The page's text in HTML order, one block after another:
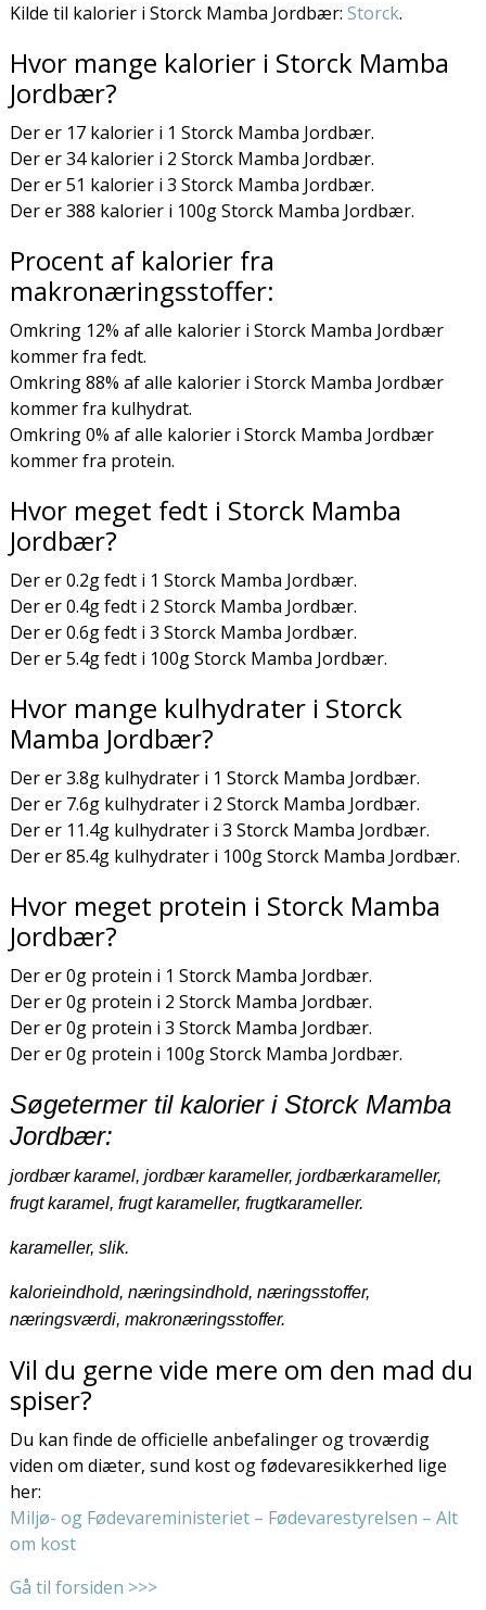
Kilde til kalorier i Storck Mamba Jordbær: Storck.
Hvor mange kalorier i Storck Mamba
Jordbær?
Der er 17 kalorier i 1 Storck Mamba Jordbær.
Der er 34 kalorier i 2 Storck Mamba Jordbær.
Der er 51 kalorier i 3 Storck Mamba Jordbær.
Der er 388 kalorier i 100g Storck Mamba Jordbær.
Procent af kalorier fra
makronæringsstoffer:
Omkring 12% af alle kalorier i Storck Mamba Jordbær
kommer fra fedt.
Omkring 88% af alle kalorier i Storck Mamba Jordbær
kommer fra kulhydrat.
Omkring 0% af alle kalorier i Storck Mamba Jordbær
kommer fra protein.
Hvor meget fedt i Storck Mamba
Jordbær?
Der er 0.2g fedt i 1 Storck Mamba Jordbær.
Der er 0.4g fedt i 2 Storck Mamba Jordbær.
Der er 0.6g fedt i 3 Storck Mamba Jordbær.
Der er 5.4g fedt i 100g Storck Mamba Jordbær.
Hvor mange kulhydrater i Storck
Mamba Jordbær?
Der er 3.8g kulhydrater i 1 Storck Mamba Jordbær.
Der er 7.6g kulhydrater i 2 Storck Mamba Jordbær.
Der er 11.4g kulhydrater i 3 Storck Mamba Jordbær.
Der er 85.4g kulhydrater i 100g Storck Mamba Jordbær.
Hvor meget protein i Storck Mamba
Jordbær?
Der er 0g protein i 1 Storck Mamba Jordbær.
Der er 0g protein i 2 Storck Mamba Jordbær.
Der er 0g protein i 3 Storck Mamba Jordbær.
Der er 0g protein i 100g Storck Mamba Jordbær.
Søgetermer til kalorier i Storck Mamba
Jordbær:
jordbær karamel, jordbær karameller, jordbærkarameller,
frugt karamel, frugt karameller, frugtkarameller.
karameller, slik.
kalorieindhold, næringsindhold, næringsstoffer,
næringsværdi, makronæringsstoffer.
Vil du gerne vide mere om den mad du
spiser?
Du kan finde de officielle anbefalinger og troværdig
viden om diæter, sund kost og fødevaresikkerhed lige
her:
Miljø- og Fødevareministeriet – Fødevarestyrelsen – Alt
om kost
Gå til forsiden >>>